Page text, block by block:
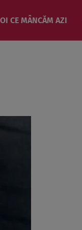
CE MÂNCĂM AZI